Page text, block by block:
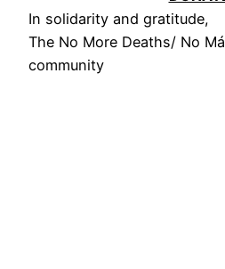
In solidarity and gratitude,
The No More Deaths/ No
community